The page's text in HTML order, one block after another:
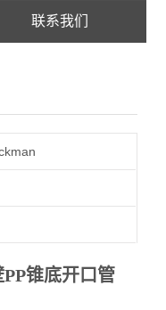
联系我们
锥底开口管